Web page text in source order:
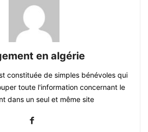
en algérie
constituée de simples bénévoles qui
toute l'information concernant le
dans un seul et même site